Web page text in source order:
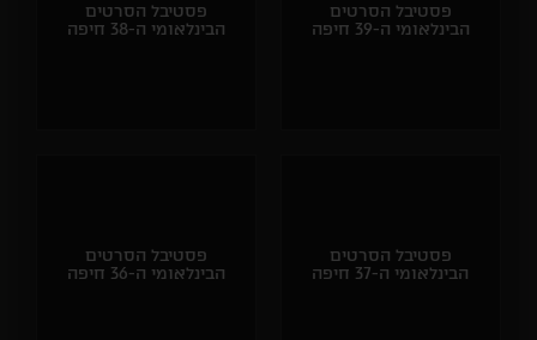
פסטיבל הסרטים
הבינלאומי ה-39 חיפה
פסטיבל הסרטים
הבינלאומי ה-38 חיפה
פסטיבל הסרטים
הבינלאומי ה-37 חיפה
פסטיבל הסרטים
הבינלאומי ה-36 חיפה